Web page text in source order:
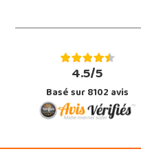
4.5/5
Basé sur 8102 avis